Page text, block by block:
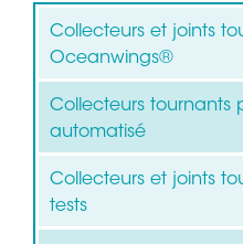
Collecteurs et joints
Oceanwings®
Collecteurs tournants
automatisé
Collecteurs et joints
tests